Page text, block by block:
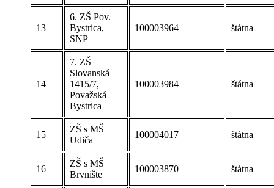
13
6. ZŠ Pov.
Bystrica,
SNP
100003964 štátna
14
7. ZŠ
Slovanská
1415/7,
Považská
Bystrica
100003984 štátna
15
ZŠ s MŠ
Udiča
100004017 štátna
16
ZŠ s MŠ
Brvnište
100003870 štátna